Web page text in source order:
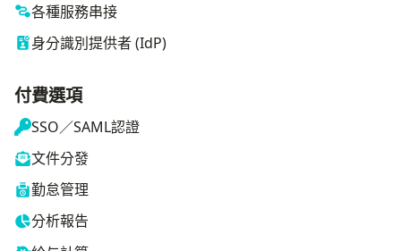
各種服務串接
身分識別提供者 (IdP)
付費選項
SSO／SAML認證
文件分發
勤怠管理
分析報告